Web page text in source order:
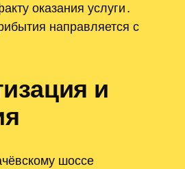
оказания услуги․
направляется с
и
шоссе